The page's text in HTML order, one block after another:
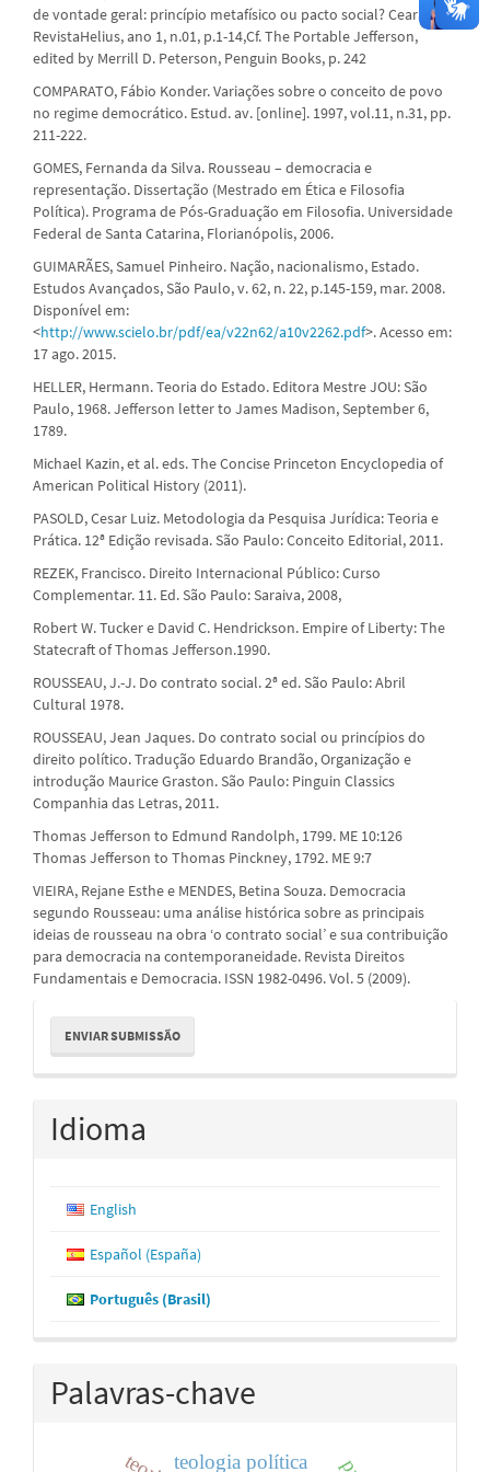
de vontade geral: princípio metafísico ou pacto social? Ceará:
RevistaHelius, ano 1, n.01, p.1-14,Cf. The Portable Jefferson,
edited by Merrill D. Peterson, Penguin Books, p. 242
COMPARATO, Fábio Konder. Variações sobre o conceito de povo
no regime democrático. Estud. av. [online]. 1997, vol.11, n.31, pp.
211-222.
GOMES, Fernanda da Silva. Rousseau – democracia e
representação. Dissertação (Mestrado em Ética e Filosofia
Política). Programa de Pós-Graduação em Filosofia. Universidade
Federal de Santa Catarina, Florianópolis, 2006.
GUIMARÃES, Samuel Pinheiro. Nação, nacionalismo, Estado.
Estudos Avançados, São Paulo, v. 62, n. 22, p.145-159, mar. 2008.
Disponível em:
<http://www.scielo.br/pdf/ea/v22n62/a10v2262.pdf>. Acesso em:
17 ago. 2015.
HELLER, Hermann. Teoria do Estado. Editora Mestre JOU: São
Paulo, 1968. Jefferson letter to James Madison, September 6,
1789.
Michael Kazin, et al. eds. The Concise Princeton Encyclopedia of
American Political History (2011).
PASOLD, Cesar Luiz. Metodologia da Pesquisa Jurídica: Teoria e
Prática. 12ª Edição revisada. São Paulo: Conceito Editorial, 2011.
REZEK, Francisco. Direito Internacional Público: Curso
Complementar. 11. Ed. São Paulo: Saraiva, 2008,
Robert W. Tucker e David C. Hendrickson. Empire of Liberty: The
Statecraft of Thomas Jefferson.1990.
ROUSSEAU, J.-J. Do contrato social. 2ª ed. São Paulo: Abril
Cultural 1978.
ROUSSEAU, Jean Jaques. Do contrato social ou princípios do
direito político. Tradução Eduardo Brandão, Organização e
introdução Maurice Graston. São Paulo: Pinguin Classics
Companhia das Letras, 2011.
Thomas Jefferson to Edmund Randolph, 1799. ME 10:126
Thomas Jefferson to Thomas Pinckney, 1792. ME 9:7
VIEIRA, Rejane Esthe e MENDES, Betina Souza. Democracia
segundo Rousseau: uma análise histórica sobre as principais
ideias de rousseau na obra ‘o contrato social’ e sua contribuição
para democracia na contemporaneidade. Revista Direitos
Fundamentais e Democracia. ISSN 1982-0496. Vol. 5 (2009).
Enviar
Submissão
ENVIAR SUBMISSÃO
Idioma
English
Español (España)
Português (Brasil)
Palavras-chave
teologia política